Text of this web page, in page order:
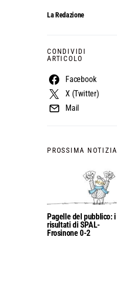
PROSSIMA NOTIZIA
Pagelle del pubblico: i
risultati di SPAL-
Frosinone 0-2
La Redazione
CONDIVIDI
ARTICOLO
Facebook
X (Twitter)
Mail